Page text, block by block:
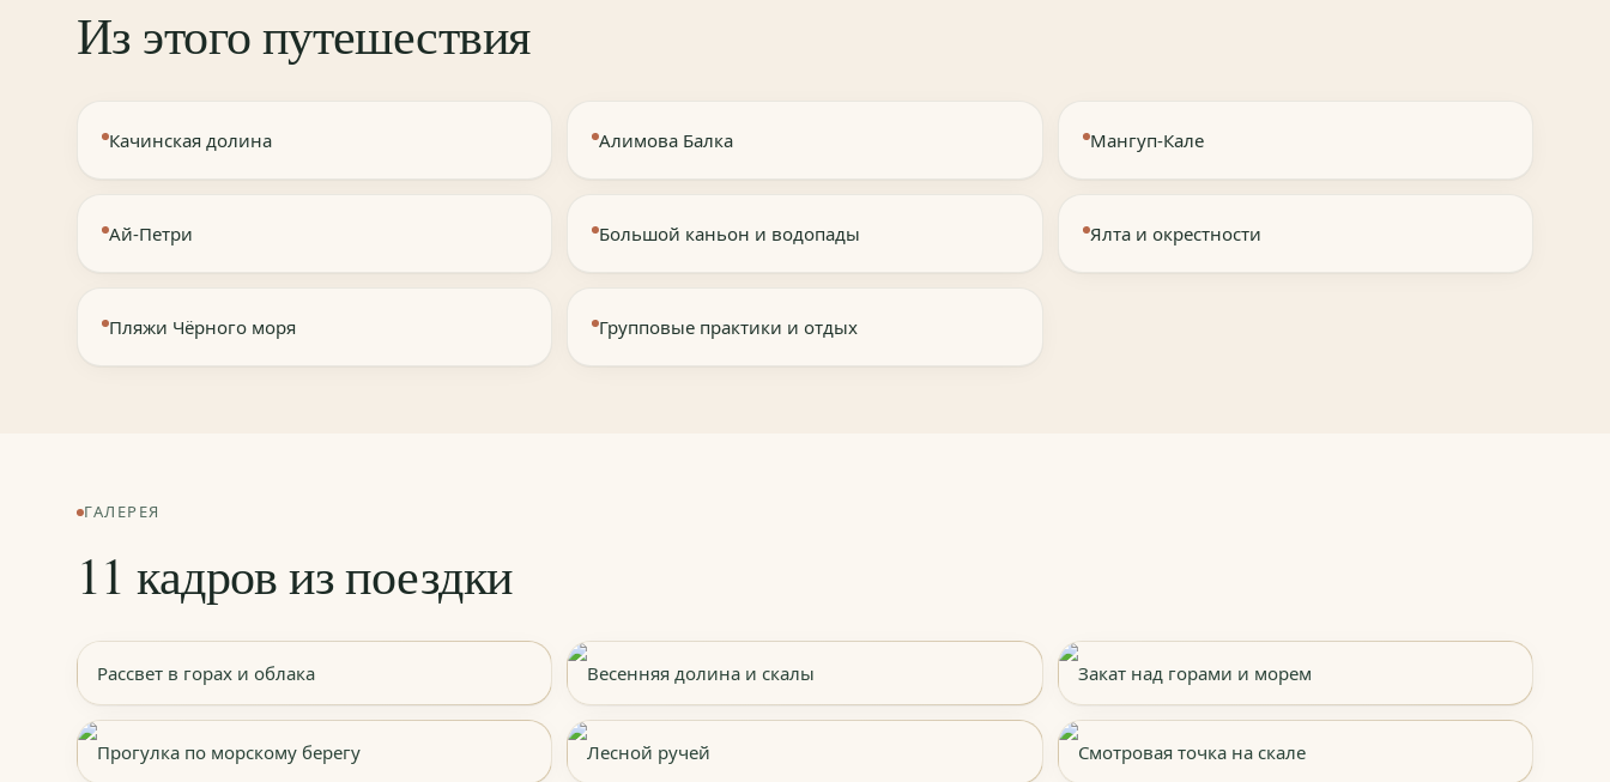
Из этого путешествия
Качинская долина Алимова Балка Мангуп-Кале
Ай-Петри Большой каньон и водопады Ялта и окрестности
Пляжи Чёрного моря Групповые практики и отдых
ГАЛЕРЕЯ
11 кадров из поездки
Рассвет в горах и облака Весенняя долина и скалы Закат над горами и морем
Прогулка по морскому берегу Лесной ручей Смотровая точка на скале